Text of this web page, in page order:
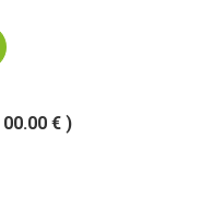
00.00 € )